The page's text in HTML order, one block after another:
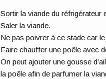
Sortir la viande du réfrigérateur
Saler la viande.
Ne pas poivrer à ce stade car
Faire chauffer une poêle avec
On peut ajouter une gousse
la poêle afin de parfumer la